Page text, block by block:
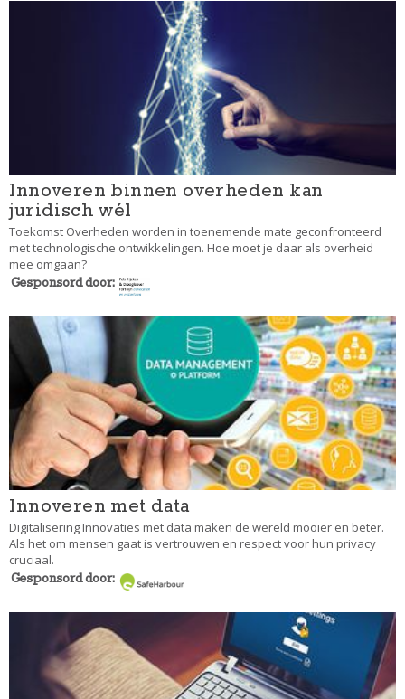
Innoveren binnen overheden kan
juridisch wél
Toekomst Overheden worden in toenemende mate geconfronteerd
met technologische ontwikkelingen. Hoe moet je daar als overheid
mee omgaan?
Gesponsord door:
Innoveren met data
Digitalisering Innovaties met data maken de wereld mooier en beter.
Als het om mensen gaat is vertrouwen en respect voor hun privacy
cruciaal.
Gesponsord door: